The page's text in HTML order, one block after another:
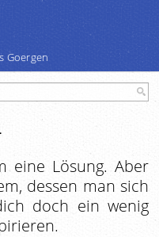
Goergen
eine Lösung. Aber
dessen man sich
doch ein wenig